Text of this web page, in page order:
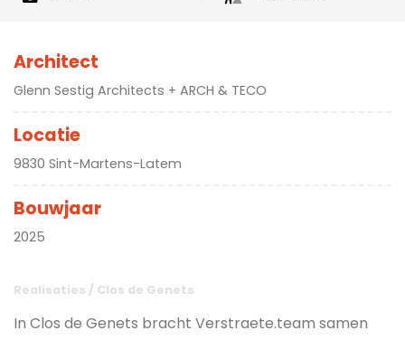
Realisaties / Clos de Genets
In Clos de Genets bracht Verstraete.team samen
Architect
Glenn Sestig Architects + ARCH & TECO
Locatie
9830 Sint-Martens-Latem
Bouwjaar
2025